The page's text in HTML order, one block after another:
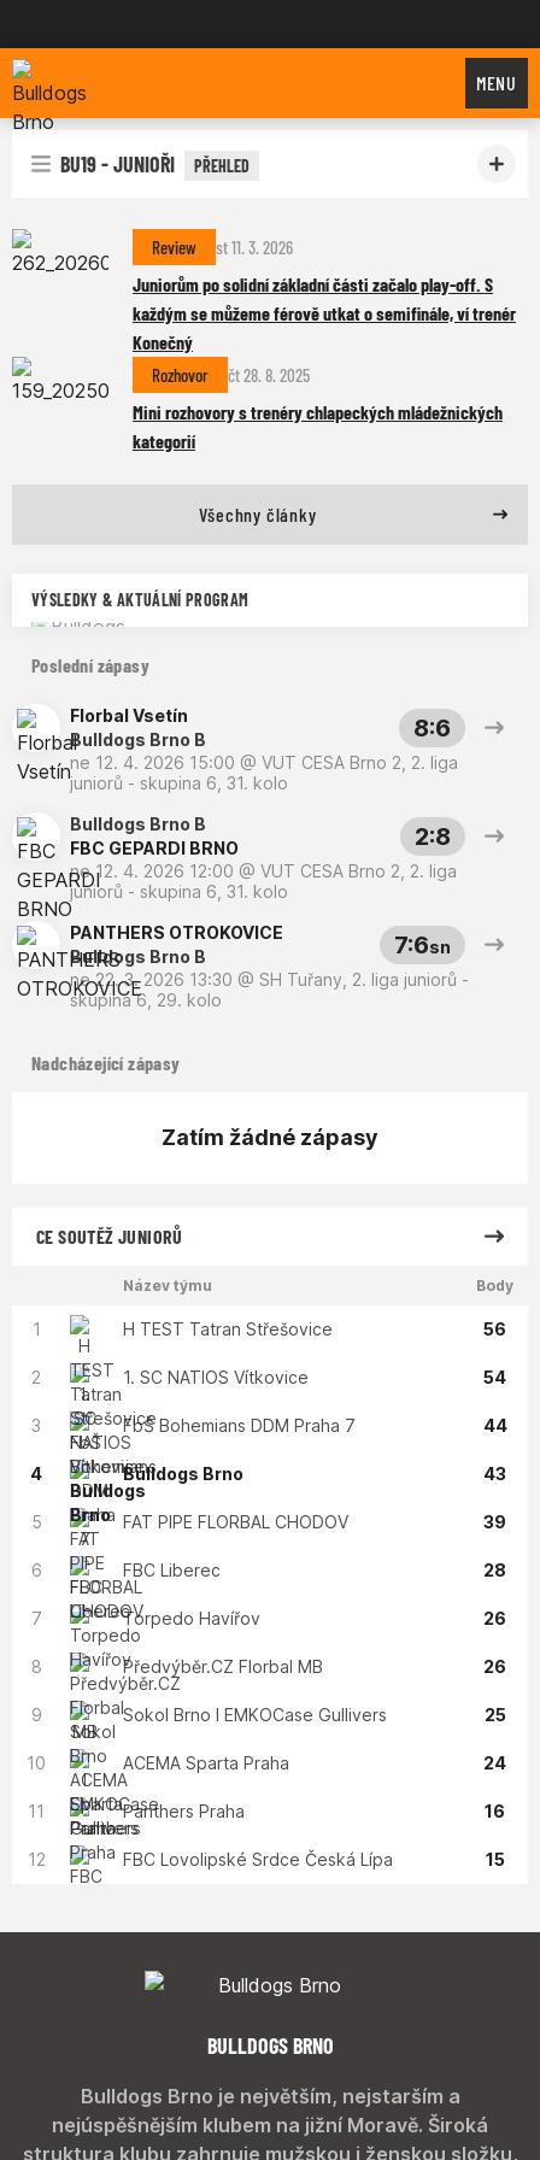
Bulldogs Brno
MENU
BU19 - JUNIOŘI PŘEHLED
Review st 11. 3. 2026
Juniorům po solidní základní části začalo play-off. S
každým se můžeme férově utkat o semifinále, ví trenér
Konečný
Rozhovor čt 28. 8. 2025
Mini rozhovory s trenéry chlapeckých mládežnických
kategorií
Všechny články
VÝSLEDKY & AKTUÁLNÍ PROGRAM
Poslední zápasy
Florbal Vsetín
Bulldogs Brno B
8:6
ne 12. 4. 2026 15:00 @ VUT CESA Brno 2 2. liga
juniorů - skupina 6, 31. kolo
Bulldogs Brno B
FBC GEPARDI BRNO
2:8
ne 12. 4. 2026 12:00 @ VUT CESA Brno 2 2. liga
juniorů - skupina 6, 31. kolo
PANTHERS OTROKOVICE
Bulldogs Brno B
7:6sn
ne 22. 3. 2026 13:30 @ SH Tuřany 2. liga juniorů -
skupina 6, 29. kolo
Nadcházející zápasy
Zatím žádné zápasy
CE SOUTĚŽ JUNIORŮ
Název týmu Body
1 H TEST Tatran Střešovice 56
2 1. SC NATIOS Vítkovice 54
3 FbŠ Bohemians DDM Praha 7 44
4 Bulldogs Brno 43
5 FAT PIPE FLORBAL CHODOV 39
6 FBC Liberec 28
7 Torpedo Havířov 26
8 Předvýběr.CZ Florbal MB 26
9 Sokol Brno I EMKOCase Gullivers 25
10 ACEMA Sparta Praha 24
11 Panthers Praha 16
12 FBC Lovolipské Srdce Česká Lípa 15
BULLDOGS BRNO
Bulldogs Brno je největším, nejstarším a
nejúspěšnějším klubem na jižní Moravě. Široká
struktura klubu zahrnuje mužskou i ženskou složku,